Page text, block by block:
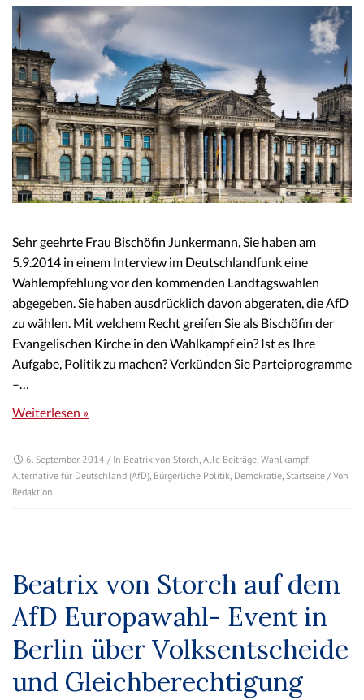
Sehr geehrte Frau Bischöfin Junkermann, Sie haben am
5.9.2014 in einem Interview im Deutschlandfunk eine
Wahlempfehlung vor den kommenden Landtagswahlen
abgegeben. Sie haben ausdrücklich davon abgeraten, die AfD
zu wählen. Mit welchem Recht greifen Sie als Bischöfin der
Evangelischen Kirche in den Wahlkampf ein? Ist es Ihre
Aufgabe, Politik zu machen? Verkünden Sie Parteiprogramme
–…
Weiterlesen »
6. September 2014 / In Beatrix von Storch Alle Beiträge Wahlkampf
Alternative für Deutschland (AfD) Bürgerliche Politik Demokratie Startseite / Von
Redaktion
Beatrix von Storch auf dem
AfD Europawahl- Event in
Berlin über Volksentscheide
und Gleichberechtigung